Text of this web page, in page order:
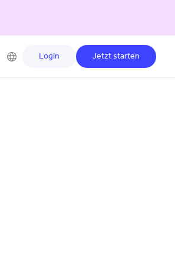
Login Jetzt starten